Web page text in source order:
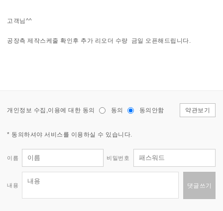
고객님^^
공장측 제작스케줄 확인후 추가 리오더 수량 금일 오픈해드립니다.
개인정보 수집,이용에 대한 동의 동의 동의안함 약관보기
* 동의하셔야 서비스를 이용하실 수 있습니다.
이름 비밀번호
내용 댓글쓰기